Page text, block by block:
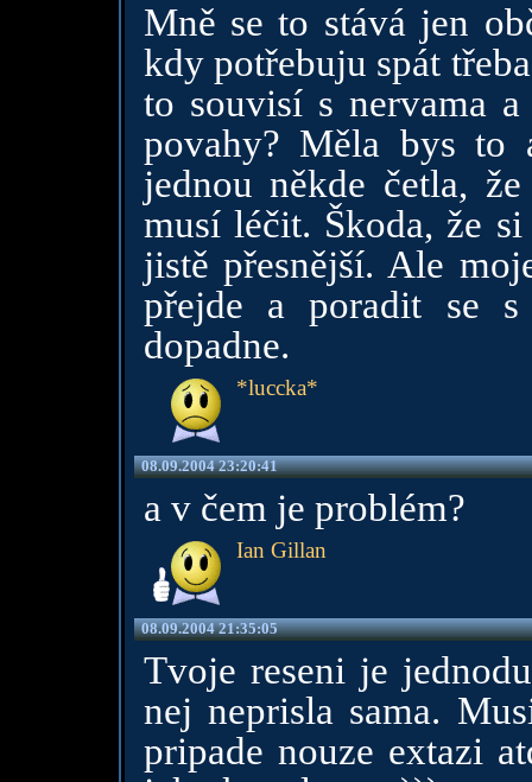
Mně se to stává jen
kdy potřebuju spát
to souvisí s nervama
povahy? Měla bys to
jednou někde četla,
musí léčit. Škoda, že
jistě přesnější. Ale
přejde a poradit se s
dopadne.
*luccka*
08.09.2004 23:20:41
a v čem je problém?
Ian Gillan
08.09.2004 21:35:05
Tvoje reseni je
nej neprisla sama.
pripade nouze extazi